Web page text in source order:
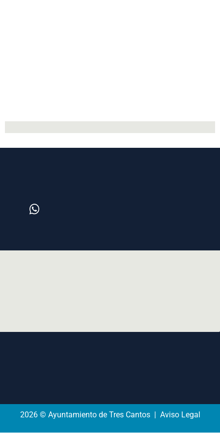
2026 © Ayuntamiento de Tres Cantos | Aviso Legal